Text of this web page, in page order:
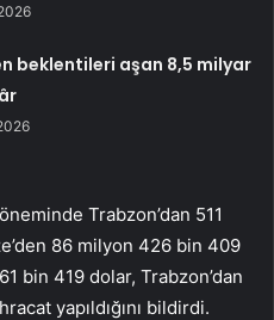
beklentileri aşan 8,5 milyar
Trabzon’dan 511
86 milyon 426 bin 409
bin 419 dolar, Trabzon’dan
yapıldığını bildirdi.